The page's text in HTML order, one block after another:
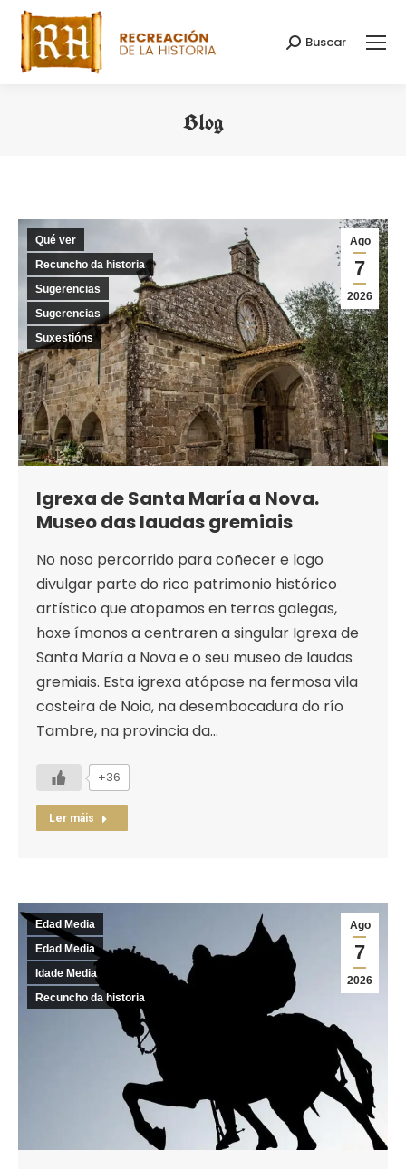
Search:
Buscar
Blog
Ago
7
2026
Qué ver
Recuncho da historia
Sugerencias
Sugerencias
Suxestións
Igrexa de Santa María a Nova.
Museo das laudas gremiais
No noso percorrido para coñecer e logo
divulgar parte do rico patrimonio histórico
artístico que atopamos en terras galegas,
hoxe ímonos a centraren a singular Igrexa de
Santa María a Nova e o seu museo de laudas
gremiais. Esta igrexa atópase na fermosa vila
costeira de Noia, na desembocadura do río
Tambre, na provincia da…
+36
Ler máis
Ago
7
2026
Edad Media
Edad Media
Idade Media
Recuncho da historia